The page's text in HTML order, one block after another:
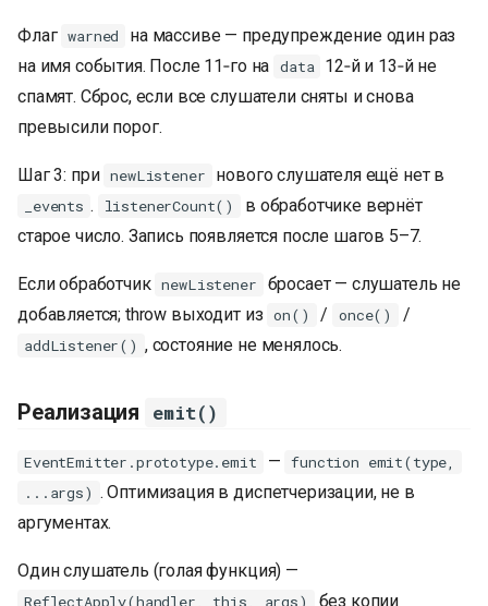
Флаг warned
на массиве — предупреждение один раз
на имя события. После 11‑го на data 12‑й и 13‑й не
спамят. Сброс, если все слушатели сняты и снова
превысили порог.
Шаг 3: при newListener нового слушателя ещё нет в
_events . listenerCount()
в обработчике вернёт
старое число. Запись появляется после шагов 5–7.
Если обработчик newListener
бросает — слушатель не
добавляется; throw выходит из on() / once() /
addListener() , состояние не менялось.
Реализация emit()
EventEmitter.prototype.emit — function emit(type,
...args) . Оптимизация в диспетчеризации, не в
аргументах.
Один слушатель (голая функция) —
ReflectApply(handler, this, args)
без копии